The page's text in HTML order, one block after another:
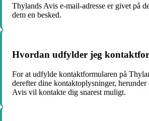
Thylands Avis e-mail-adresse er givet på
dem en besked.
Hvordan udfylder jeg
For at udfylde kontaktformularen på
derefter dine kontaktoplysninger,
Avis vil kontakte dig snarest muligt.